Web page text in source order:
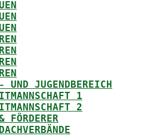
UND JUGENDBEREICH
1
2
FÖRDERER